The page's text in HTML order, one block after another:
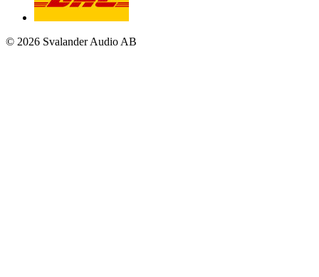
© 2026 Svalander Audio AB